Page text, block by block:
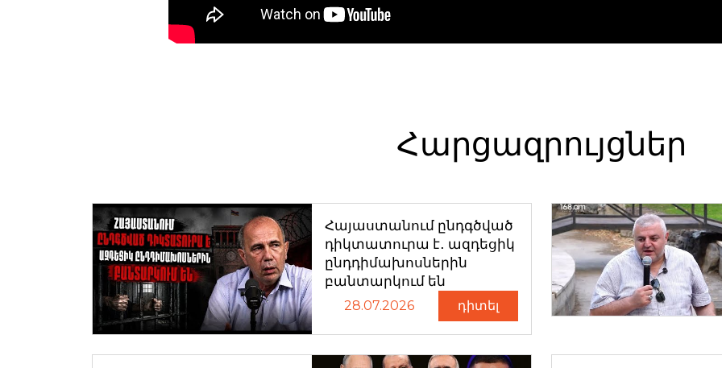
Հարցազրույցներ
Հայաստանում ընդգծված
դիկտատուրա է․ ազդեցիկ
ընդդիմախոսներին
բանտարկում են
28.07.2026 դիտել